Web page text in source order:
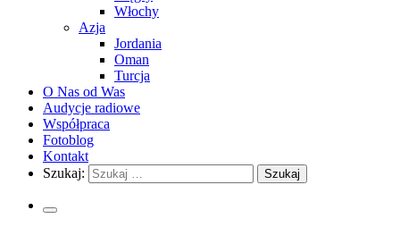
Włochy
Azja
Jordania
Oman
Turcja
O Nas od Was
Audycje radiowe
Współpraca
Fotoblog
Kontakt
Szukaj: